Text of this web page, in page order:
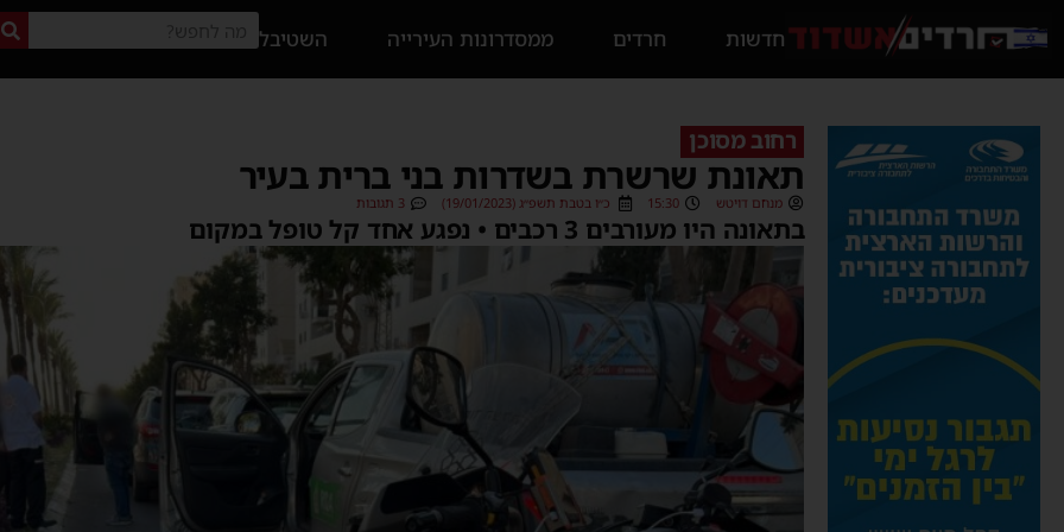
חדשות חרדים ממסדרונות העירייה השטיבל
רחוב מסוכן
תאונת שרשרת בשדרות בני ברית בעיר
מנחם דויטש 15:30 כ״ו בטבת תשפ״ג (19/01/2023) 3 תגובות
בתאונה היו מעורבים 3 רכבים • נפגע אחד קל טופל במקום